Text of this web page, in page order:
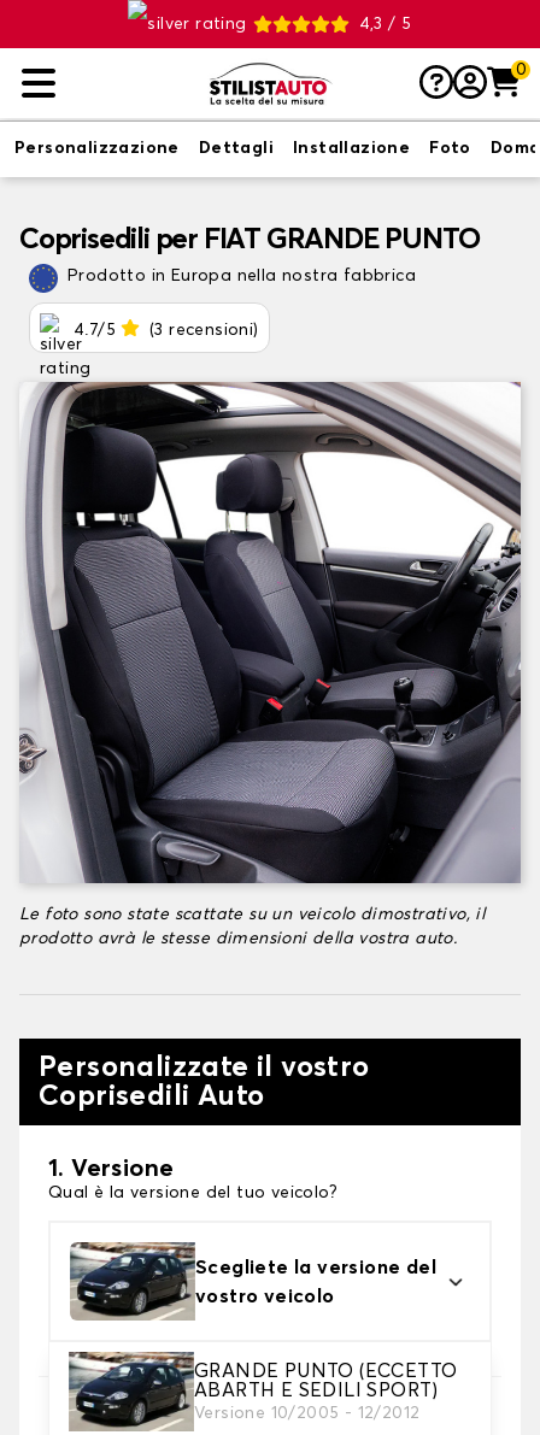
4,3 / 5
0
Personalizzazione Dettagli Installazione Foto
Coprisedili per FIAT GRANDE PUNTO
Prodotto in Europa nella nostra fabbrica
4.7/5 (3 recensioni)
Le foto sono state scattate su un veicolo dimostrativo, il
prodotto avrà le stesse dimensioni della vostra auto.
Personalizzate il vostro
Coprisedili Auto
1. Versione
Qual è la versione del tuo veicolo?
Scegliete la versione del
vostro veicolo
GRANDE PUNTO (ECCETTO
ABARTH E SEDILI SPORT)
Versione 10/2005 - 12/2012
2. Set di coperture